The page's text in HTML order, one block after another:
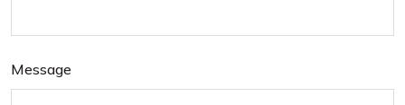
Message